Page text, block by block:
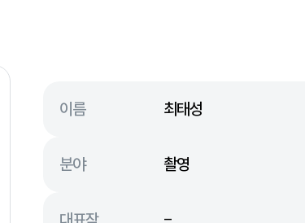
이름 최태성
분야 촬영